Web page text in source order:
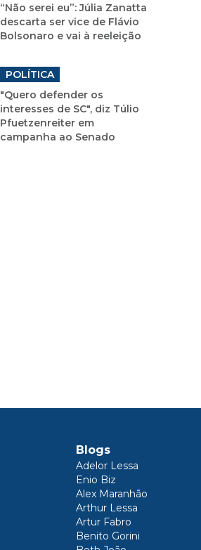
“Não serei eu”: Júlia Zanatta
descarta ser vice de Flávio
Bolsonaro e vai à reeleição
POLÍTICA
"Quero defender os
interesses de SC", diz Túlio
Pfuetzenreiter em
campanha ao Senado
Blogs
Adelor Lessa
Enio Biz
Alex Maranhão
Arthur Lessa
Artur Fabro
Benito Gorini